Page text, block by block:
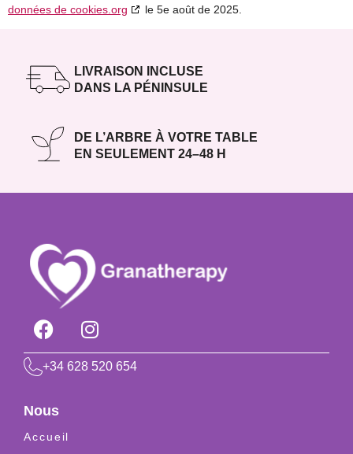
données de cookies.org
le 5e août de 2025.
LIVRAISON INCLUSE
DANS LA PÉNINSULE
DE L’ARBRE À VOTRE TABLE
EN SEULEMENT 24–48 H
+34 628 520 654
Nous
Accueil